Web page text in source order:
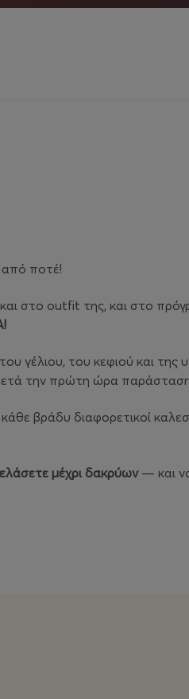
από ποτέ!
στο outfit της, και στο
!
γέλιου, του κεφιού και της
την πρώτη ώρα
βράδυ διαφορετικοί
μέχρι δακρύων— και